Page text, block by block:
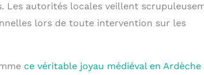
Les autorités locales veillent
lors de toute intervention sur les
ce véritable joyau médiéval en Ardèche